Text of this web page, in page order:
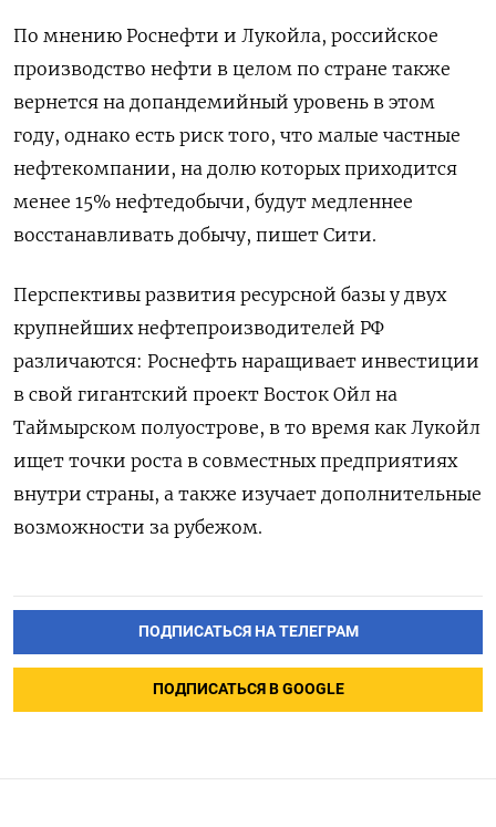
По мнению Роснефти и Лукойла, российское
производство нефти в целом по стране также
вернется на допандемийный уровень в этом
году, однако есть риск того, что малые частные
нефтекомпании, на долю которых приходится
менее 15% нефтедобычи, будут медленнее
восстанавливать добычу, пишет Сити.
Перспективы развития ресурсной базы у двух
крупнейших нефтепроизводителей РФ
различаются: Роснефть наращивает инвестиции
в свой гигантский проект Восток Ойл на
Таймырском полуострове, в то время как Лукойл
ищет точки роста в совместных предприятиях
внутри страны, а также изучает дополнительные
возможности за рубежом.
ПОДПИСАТЬСЯ НА ТЕЛЕГРАМ
ПОДПИСАТЬСЯ В GOOGLE